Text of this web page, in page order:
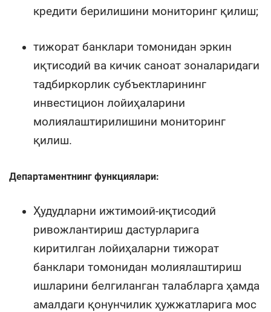
кредити берилишини мониторинг қилиш;
тижорат банклари томонидан эркин
иқтисодий ва кичик саноат зоналаридаги
тадбиркорлик субъектларининг
инвестицион лойиҳаларини
молиялаштирилишини мониторинг
қилиш.
Департаментнинг функциялари:
Ҳудудларни ижтимоий-иқтисодий
ривожлантириш дастурларига
киритилган лойиҳаларни тижорат
банклари томонидан молиялаштириш
ишларини белгиланган талабларга ҳамда
амалдаги қонунчилик ҳужжатларига мос